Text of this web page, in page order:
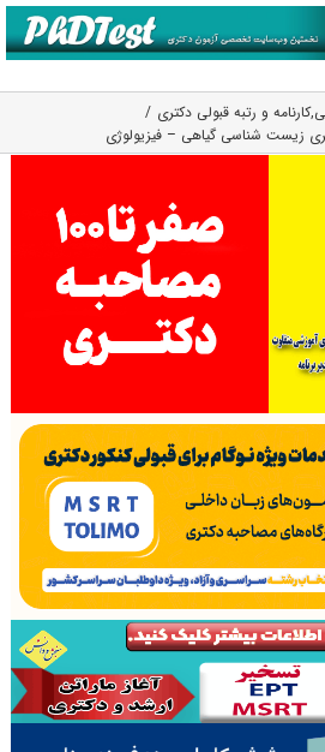
,کارنامه و رتبه قبولی دکتری
زیست شناسی گیاهی – فیزیولوژی